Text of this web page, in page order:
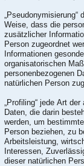
Weise, dass die
zusätzlicher
Person zugeordnet
Informationen
organisatorischen
personenbezogenen
natürlichen Person
„Profiling“ jede Art
Daten, die darin
werden, um
Person beziehen, zu
Arbeitsleistung,
Interessen,
dieser natürlichen